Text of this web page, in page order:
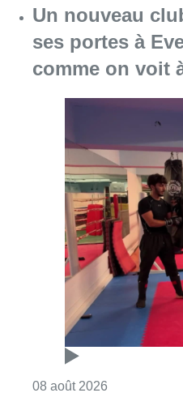
Un nouveau
ses portes à
comme on voit
08 août 2026